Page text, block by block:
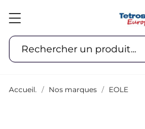
Accueil. Nos marques EOLE